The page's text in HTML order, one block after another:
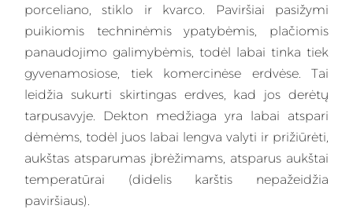
porceliano, stiklo ir kvarco.
Paviršiai pasižymi
puikiomis techninėmis ypatybėmis, plačiomis
panaudojimo galimybėmis, todėl labai tinka tiek
gyvenamosiose, tiek komercinėse erdvėse. Tai
leidžia sukurti skirtingas erdves, kad jos derėtų
tarpusavyje. Dekton medžiaga yra labai atspari
dėmėms, todėl juos labai lengva valyti ir prižiūrėti,
aukštas atsparumas įbrėžimams, atsparus aukštai
temperatūrai (didelis karštis nepažeidžia
paviršiaus).